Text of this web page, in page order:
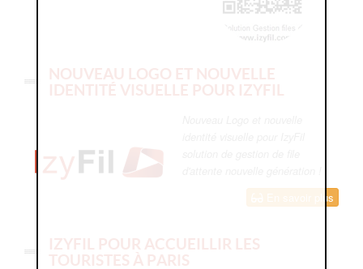
NOUVEAU LOGO ET NOUVELLE
IDENTITÉ VISUELLE POUR IZYFIL
En savoir plus
IZYFIL POUR ACCUEILLIR LES
TOURISTES À PARIS